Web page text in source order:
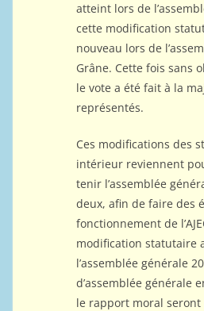
atteint lors de
cette modification
nouveau lors de
Grâne. Cette fois sans
le vote a été fait à la
représentés.
Ces modifications des
intérieur reviennent
tenir l’assemblée
deux, afin de faire des
fonctionnement de
modification statutaire
l’assemblée générale
d’assemblée générale
le rapport moral seront